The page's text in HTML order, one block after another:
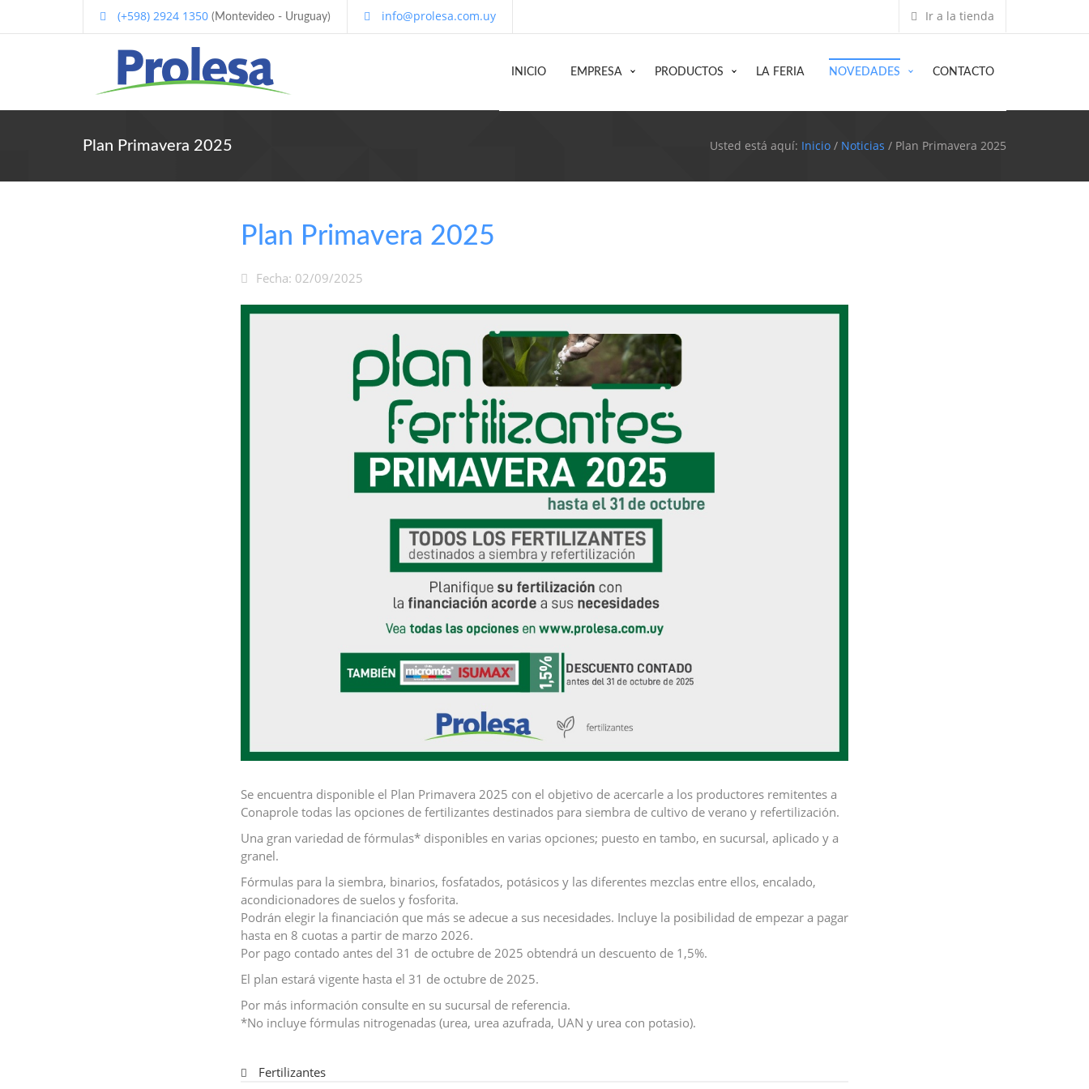
(+598) 2924 1350 (Montevideo - Uruguay) info@prolesa.com.uy Ir a la tienda
INICIO EMPRESA PRODUCTOS LA FERIA NOVEDADES CONTACTO
Plan Primavera 2025 Usted está aquí: Inicio / Noticias / Plan Primavera 2025
Plan Primavera 2025
Fecha: 02/09/2025
Se encuentra disponible el Plan Primavera 2025 con el objetivo de acercarle a los productores remitentes a
Conaprole todas las opciones de fertilizantes destinados para siembra de cultivo de verano y refertilización.
Una gran variedad de fórmulas* disponibles en varias opciones; puesto en tambo, en sucursal, aplicado y a
granel.
Fórmulas para la siembra, binarios, fosfatados, potásicos y las diferentes mezclas entre ellos, encalado,
acondicionadores de suelos y fosforita.
Podrán elegir la financiación que más se adecue a sus necesidades. Incluye la posibilidad de empezar a pagar
hasta en 8 cuotas a partir de marzo 2026.
Por pago contado antes del 31 de octubre de 2025 obtendrá un descuento de 1,5%.
El plan estará vigente hasta el 31 de octubre de 2025.
Por más información consulte en su sucursal de referencia.
*No incluye fórmulas nitrogenadas (urea, urea azufrada, UAN y urea con potasio).
Fertilizantes